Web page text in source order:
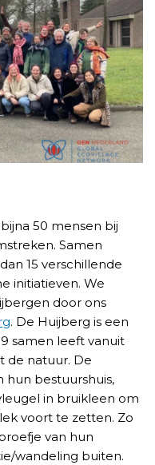
50 mensen bij
Samen
15 verschillende
initiatieven. We
door ons
. De Huijberg is een
samen leeft vanuit
de natuur. De
hun bestuurshuis,
in bruikleen om
voort te zetten. Zo
van hun
wandeling buiten.